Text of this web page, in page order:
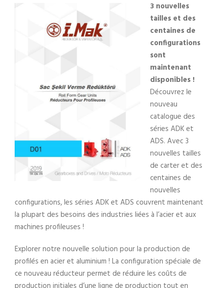
3 nouvelles
tailles et des
centaines de
configurations
sont
maintenant
disponibles !
Découvrez le
nouveau
catalogue des
séries ADK et
ADS. Avec 3
nouvelles tailles
de carter et des
centaines de
nouvelles
configurations, les séries ADK et ADS couvrent maintenant
la plupart des besoins des industries liées à l’acier et aux
machines profileuses !
Explorer notre nouvelle solution pour la production de
profilés en acier et aluminium ! La configuration spéciale de
ce nouveau réducteur permet de réduire les coûts de